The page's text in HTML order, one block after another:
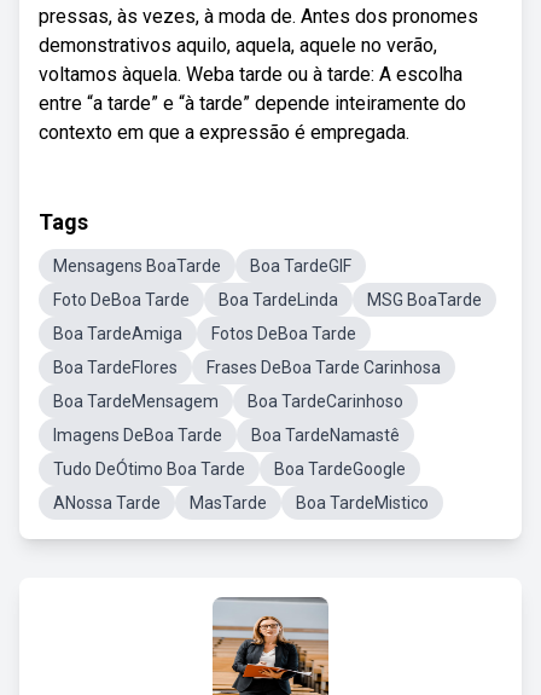
pressas, às vezes, à moda de. Antes dos pronomes
demonstrativos aquilo, aquela, aquele no verão,
voltamos àquela. Weba tarde ou à tarde: A escolha
entre “a tarde” e “à tarde” depende inteiramente do
contexto em que a expressão é empregada.
Tags
Mensagens BoaTarde
Boa TardeGIF
Foto DeBoa Tarde
Boa TardeLinda
MSG BoaTarde
Boa TardeAmiga
Fotos DeBoa Tarde
Boa TardeFlores
Frases DeBoa Tarde Carinhosa
Boa TardeMensagem
Boa TardeCarinhoso
Imagens DeBoa Tarde
Boa TardeNamastê
Tudo DeÓtimo Boa Tarde
Boa TardeGoogle
ANossa Tarde
MasTarde Boa TardeMistico